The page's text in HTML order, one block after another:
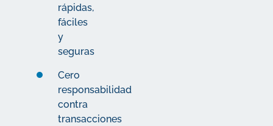
rápidas,
fáciles
y
seguras
Cero
responsabilidad
contra
transacciones